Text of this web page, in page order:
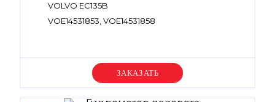
VOLVO EC135B
VOE14531853, VOE14531858
Уточняйте цену